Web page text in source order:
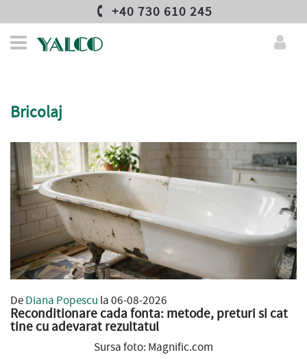
+40 730 610 245
Bricolaj
DeDiana Popescu la 06-08-2026
Reconditionare cada fonta: metode, preturi si cat
tine cu adevarat rezultatul
Sursa foto: Magnific.com